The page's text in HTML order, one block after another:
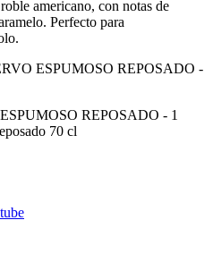
americano, con notas de
Perfecto para
70 cl